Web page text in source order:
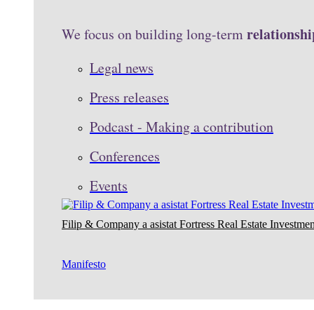
We focus on building long-term
Legal news
Press releases
Podcast - Making a contribution
Conferences
Events
Filip & Company a asistat Fortress Real Estate
Manifesto